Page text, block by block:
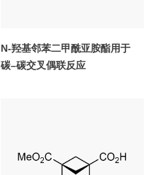
N-羟基邻苯二甲酰亚胺酯用于
碳–碳交叉偶联反应